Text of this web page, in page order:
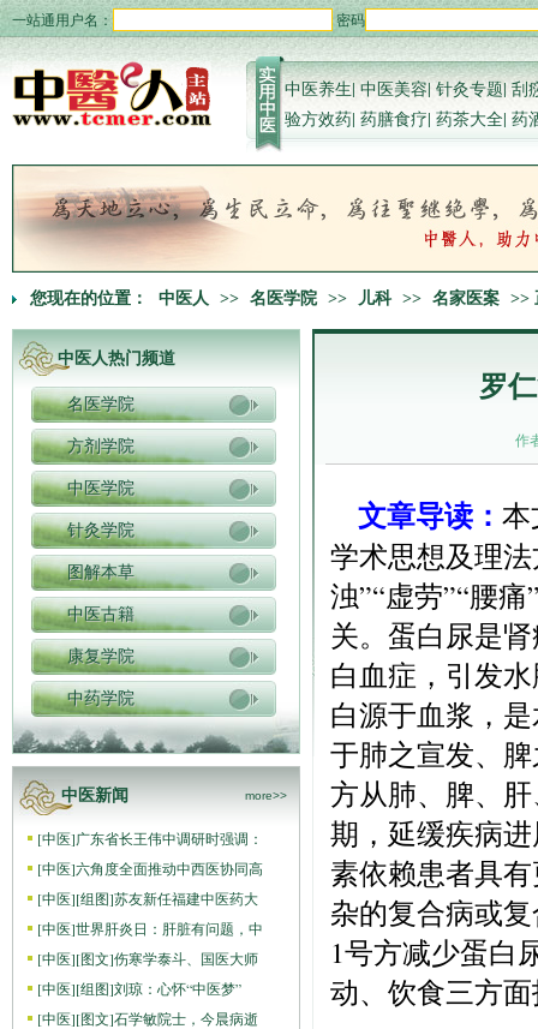
一站通用户名： 密码
中医养生|中医美容|针灸专题|刮
验方效药| 药膳食疗| 药茶大全| 药
您现在的位置： 中医人 >> 名医学院 >> 儿科 >> 名家医案 >>
中医人热门频道
名医学院
方剂学院
中医学院
针灸学院
图解本草
中医古籍
康复学院
中药学院
中医新闻 more>>
[中医]广东省长王伟中调研时强调：
[中医]六角度全面推动中西医协同高
[中医][组图]苏友新任福建中医药大
[中医]世界肝炎日：肝脏有问题，中
[中医][图文]伤寒学泰斗、国医大师
[中医][组图]刘琼：心怀“中医梦”
[中医][图文]石学敏院士，今晨病逝
罗
作
文章导读： 本
学术思想及理
浊”“虚劳”“腰
关。蛋白尿是
白血症，引发
白源于血浆，
于肺之宣发、
方从肺、脾、
期，延缓疾病
素依赖患者具
杂的复合病或
1号方减少蛋白
动、饮食三方